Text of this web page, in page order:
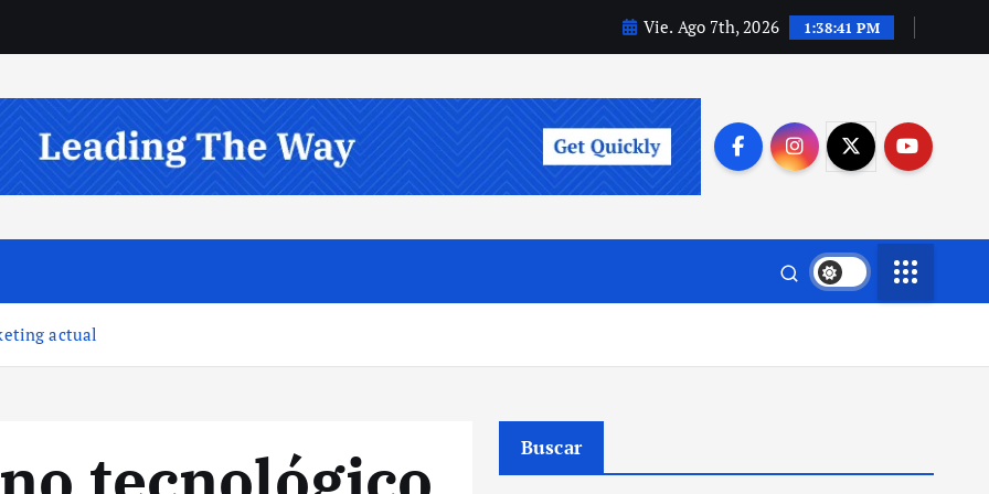
Vie. Ago 7th, 2026 1:38:42 PM
actual
Buscar